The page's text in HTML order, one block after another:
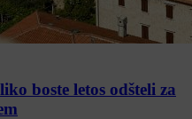
boste letos odšteli za